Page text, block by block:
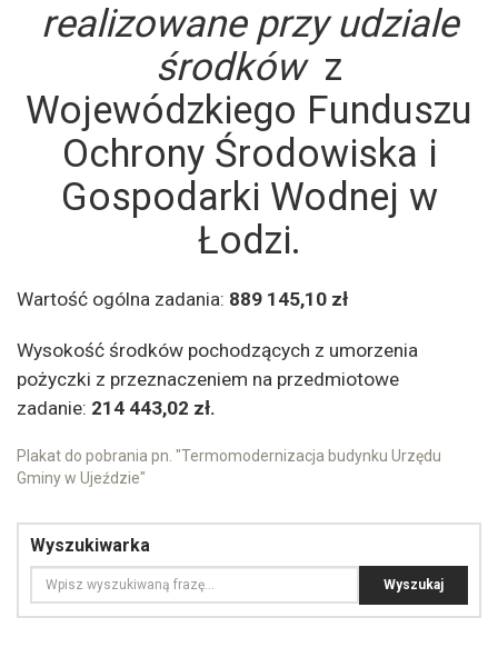
realizowane przy udziale
środków z
Wojewódzkiego Funduszu
Ochrony Środowiska i
Gospodarki Wodnej w
Łodzi.
Wartość ogólna zadania: 889 145,10 zł
Wysokość środków pochodzących z umorzenia
pożyczki z przeznaczeniem na przedmiotowe
zadanie: 214 443,02 zł.
Plakat do pobrania pn. "Termomodernizacja budynku Urzędu
Gminy w Ujeździe"
Wyszukiwarka